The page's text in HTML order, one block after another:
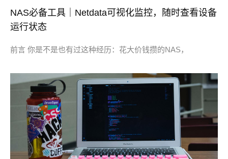
NAS必备工具｜Netdata可视化监控，随时查看设备
运行状态
前言 你是不是也有过这种经历：花大价钱攒的NAS，